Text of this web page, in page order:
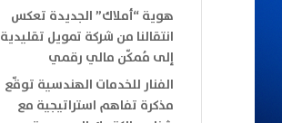
هوية “أملاك” الجديدة تعكس
انتقالنا من شركة تمويل تقليدية
إلى مُمكّن مالي رقمي
الفنار للخدمات الهندسية توقّع
مذكرة تفاهم استراتيجية مع